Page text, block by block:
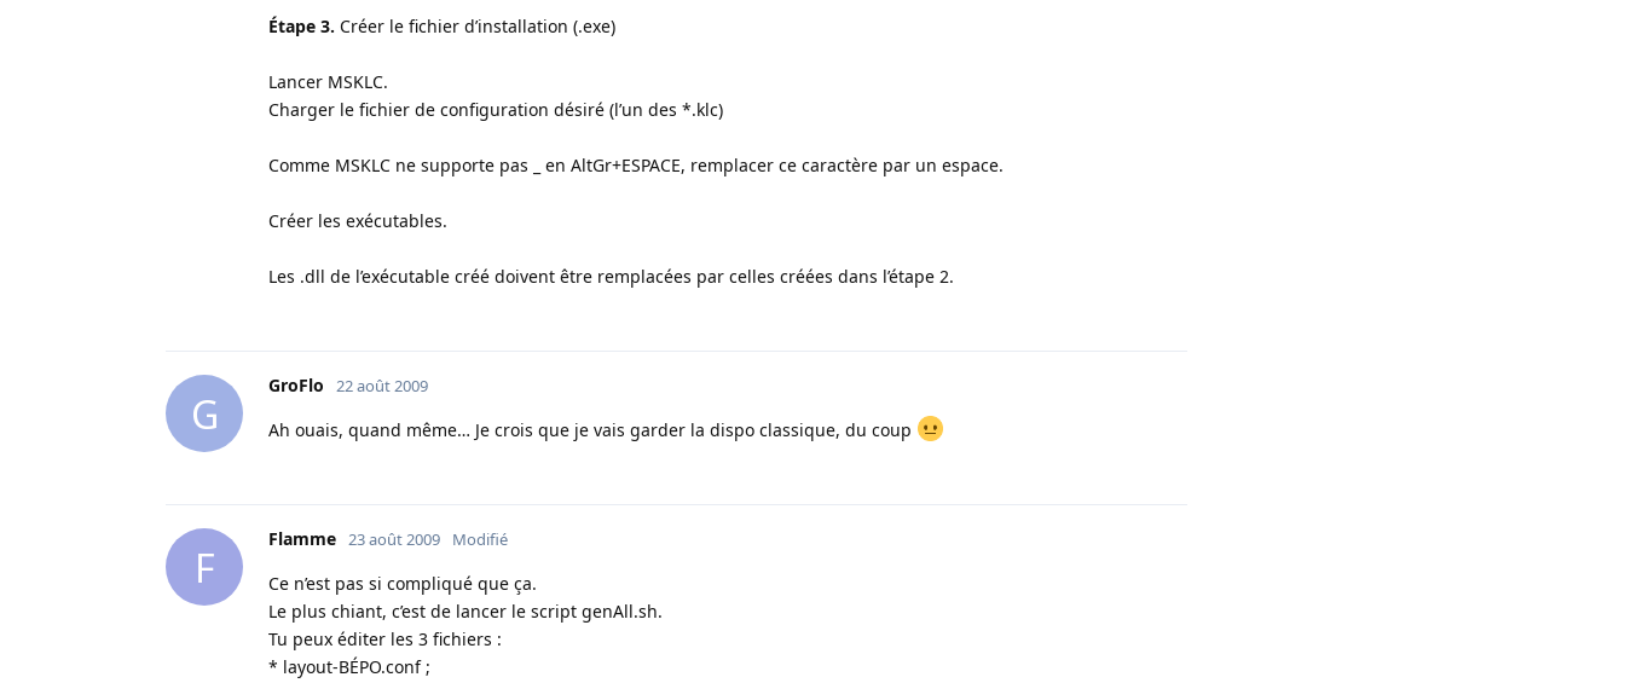
Étape 3. Créer le fichier d’installation (.exe)
Lancer MSKLC.
Charger le fichier de configuration désiré (l’un des *.klc)
Comme MSKLC ne supporte pas _ en AltGr+ESPACE, remplacer ce caractère par un espace.
Créer les exécutables.
Les .dll de l’exécutable créé doivent être remplacées par celles créées dans l’étape 2.
G
GroFlo 22 août 2009
Ah ouais, quand même… Je crois que je vais garder la dispo classique, du coup
F
Flamme 23 août 2009 Modifié
Ce n’est pas si compliqué que ça.
Le plus chiant, c’est de lancer le script genAll.sh.
Tu peux éditer les 3 fichiers :
* layout-BÉPO.conf ;